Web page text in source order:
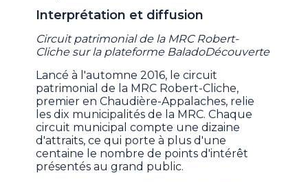
Interprétation et diffusion
Circuit patrimonial de la MRC Robert-
Cliche sur la plateforme BaladoDécouverte
Lancé à l'automne 2016, le circuit
patrimonial de la MRC Robert-Cliche,
premier en Chaudière-Appalaches, relie
les dix municipalités de la MRC. Chaque
circuit municipal compte une dizaine
d'attraits, ce qui porte à plus d'une
centaine le nombre de points d'intérêt
présentés au grand public.